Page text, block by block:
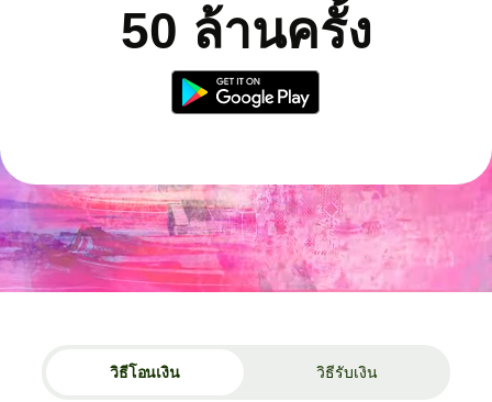
50 ล้านครั้ง
วิธีโอนเงิน วิธีรับเงิน